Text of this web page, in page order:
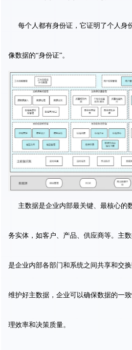
每个人都有身份证，它证明了个人身
像数据的“身份证”。
主数据是企业内部最关键、最核心的
务实体，如客户、产品、供应商等。主
是企业内部各部门和系统之间共享和交
维护好主数据，企业可以确保数据的一
理效率和决策质量。